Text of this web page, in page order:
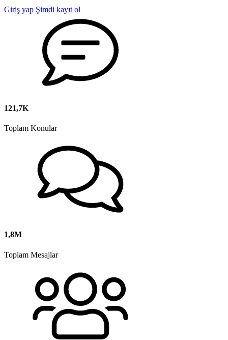
Giriş yap Şimdi kayıt ol
121,7K
Toplam Konular
1,8M
Toplam Mesajlar